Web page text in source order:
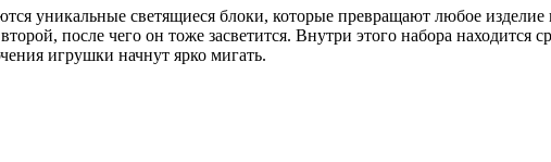
уникальные светящиеся блоки, которые превращают любое
после чего он тоже засветится. Внутри этого набора находится
игрушки начнут ярко мигать.